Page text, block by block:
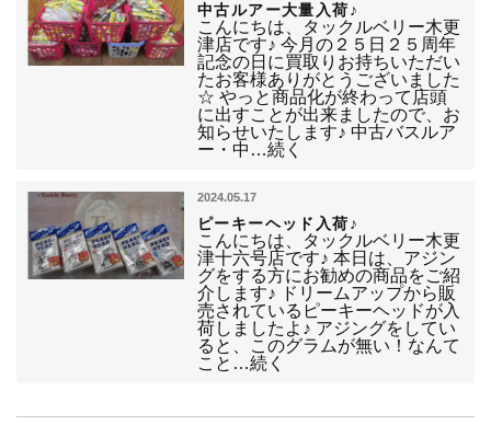
中古ルアー大量入荷♪
こんにちは、タックルベリー木更
津店です♪ 今月の２５日２５周年
記念の日に買取りお持ちいただい
たお客様ありがとうございました
☆ やっと商品化が終わって店頭
に出すことが出来ましたので、お
知らせいたします♪ 中古バスルア
ー・中…続く
2024.05.17
ピーキーヘッド入荷♪
こんにちは、タックルベリー木更
津十六号店です♪ 本日は、アジン
グをする方にお勧めの商品をご紹
介します♪ ドリームアップから販
売されているピーキーヘッドが入
荷しましたよ♪ アジングをしてい
ると、このグラムが無い！なんて
こと…続く